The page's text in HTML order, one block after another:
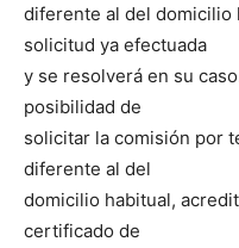
diferente al del domicilio
solicitud ya efectuada
y se resolverá en su
posibilidad de
solicitar la comisión por
diferente al del
domicilio habitual,
certificado de